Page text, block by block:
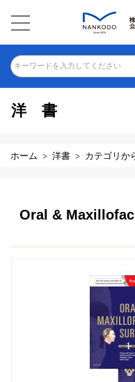
キーワードを入力してください
洋書
ホーム 洋書 カテゴリか
Oral &